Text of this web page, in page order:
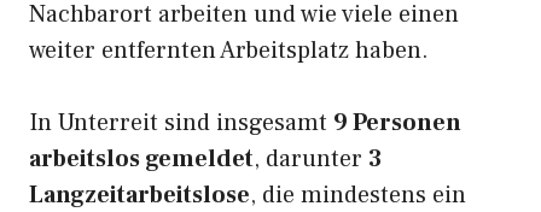
Nachbarort arbeiten und wie viele einen
weiter entfernten Arbeitsplatz haben.
In Unterreit sind insgesamt 9 Personen
arbeitslos gemeldet, darunter 3
Langzeitarbeitslose, die mindestens ein